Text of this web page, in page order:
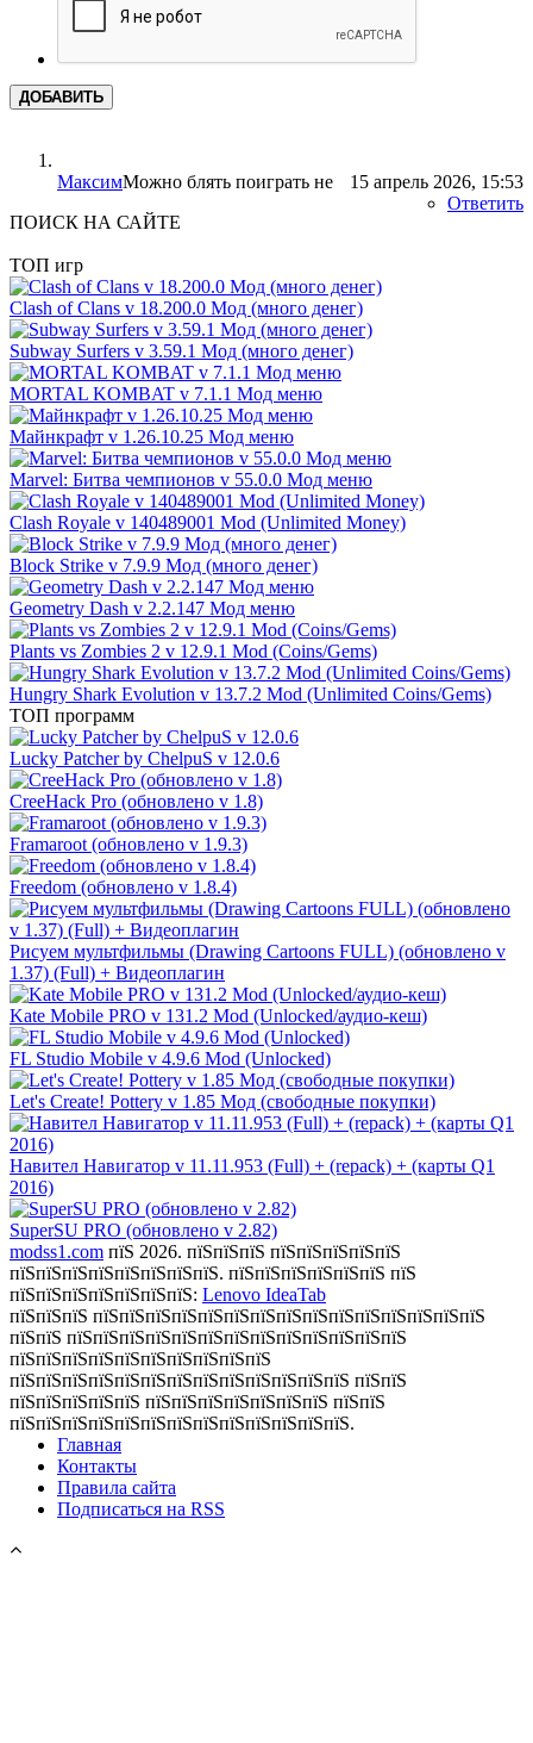
ДОБАВИТЬ
Максим 15 апрель 2026, 15:53
Можно блять поиграть не
Ответить
ПОИСК НА САЙТЕ
ТОП игр
Clash of Clans v 18.200.0 Мод (много денег)
Subway Surfers v 3.59.1 Мод (много денег)
MORTAL KOMBAT v 7.1.1 Мод меню
Майнкрафт v 1.26.10.25 Мод меню
Marvel: Битва чемпионов v 55.0.0 Мод меню
Clash Royale v 140489001 Mod (Unlimited Money)
Block Strike v 7.9.9 Мод (много денег)
Geometry Dash v 2.2.147 Мод меню
Plants vs Zombies 2 v 12.9.1 Mod (Coins/Gems)
Hungry Shark Evolution v 13.7.2 Mod (Unlimited Coins/Gems)
ТОП программ
Lucky Patcher by ChelpuS v 12.0.6
CreeHack Pro (обновлено v 1.8)
Framaroot (обновлено v 1.9.3)
Freedom (обновлено v 1.8.4)
Рисуем мультфильмы (Drawing Cartoons FULL) (обновлено v
1.37) (Full) + Видеоплагин
Kate Mobile PRO v 131.2 Mod (Unlocked/аудио-кеш)
FL Studio Mobile v 4.9.6 Mod (Unlocked)
Let's Create! Pottery v 1.85 Мод (свободные покупки)
Навител Навигатор v 11.11.953 (Full) + (repack) + (карты Q1
2016)
SuperSU PRO (обновлено v 2.82)
modss1.com пїЅ 2026. пїЅпїЅпїЅ пїЅпїЅпїЅпїЅпїЅ
пїЅпїЅпїЅпїЅпїЅпїЅпїЅпїЅ. пїЅпїЅпїЅпїЅпїЅпїЅ пїЅ
пїЅпїЅпїЅпїЅпїЅпїЅпїЅ: Lenovo IdeaTab
пїЅпїЅпїЅ пїЅпїЅпїЅпїЅпїЅпїЅпїЅпїЅпїЅпїЅпїЅпїЅпїЅпїЅпїЅ
пїЅпїЅ пїЅпїЅпїЅпїЅпїЅпїЅпїЅпїЅпїЅпїЅпїЅпїЅпїЅ
пїЅпїЅпїЅпїЅпїЅпїЅпїЅпїЅпїЅпїЅ
пїЅпїЅпїЅпїЅпїЅпїЅпїЅпїЅпїЅпїЅпїЅпїЅпїЅ пїЅпїЅ
пїЅпїЅпїЅпїЅпїЅ пїЅпїЅпїЅпїЅпїЅпїЅпїЅ пїЅпїЅ
пїЅпїЅпїЅпїЅпїЅпїЅпїЅпїЅпїЅпїЅпїЅпїЅпїЅ.
Главная
Контакты
Правила сайта
Подписаться на RSS